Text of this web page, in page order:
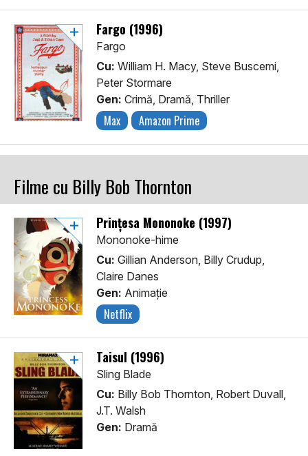
Fargo (1996)
Fargo
Cu: William H. Macy, Steve Buscemi,
Peter Stormare
Gen: Crimă, Dramă, Thriller
Max Amazon Prime
Filme cu Billy Bob Thornton
Prințesa Mononoke (1997)
Mononoke-hime
Cu: Gillian Anderson, Billy Crudup,
Claire Danes
Gen: Animaţie
Netflix
Taisul (1996)
Sling Blade
Cu: Billy Bob Thornton, Robert Duvall,
J.T. Walsh
Gen: Dramă